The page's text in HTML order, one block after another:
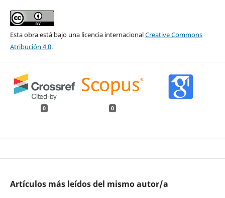
Esta obra está bajo una licencia internacionalCreative Commons
Atribución 4.0.
0 0
Artículos más leídos del mismo autor/a